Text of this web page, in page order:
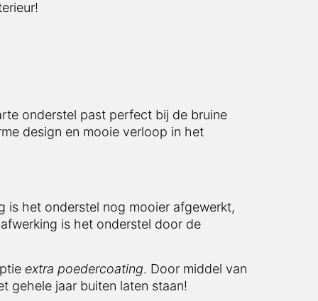
past perfect bij de bruine
en mooie verloop in het tafelblad.
onderstel nog mooier afgewerkt, doordat
onderstel door de poedercoating ook
jaar buiten laten staan!